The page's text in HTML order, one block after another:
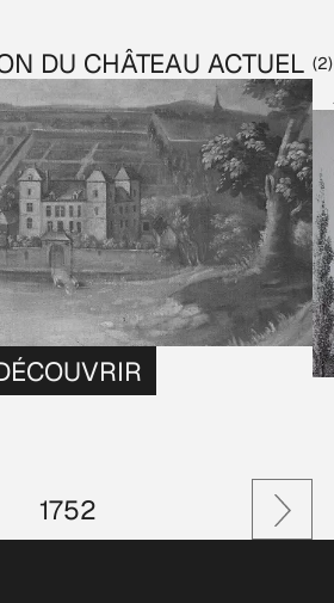
DU CHÂTEAU ACTUEL (2)
1752